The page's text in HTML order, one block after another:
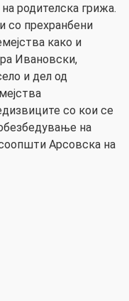
родителска грижа.
со прехранбени
како и
Ивановски,
и дел од
со кои се
на
Арсовска на